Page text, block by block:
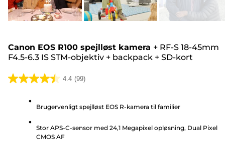
Canon EOS R100 spejlløst kamera + RF-S 18-45mm
F4.5-6.3 IS STM-objektiv + backpack + SD-kort
4.4 (99)
4.4
stjerner.
Brugervenligt spejlløst EOS R-kamera til familier
Stor APS-C-sensor med 24,1 Megapixel opløsning, Dual Pixel
CMOS AF